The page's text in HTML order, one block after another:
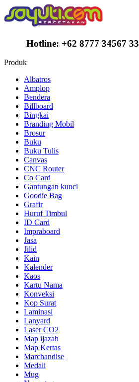
Hotline: +62 8777 34567 33
Produk
Albatros
Amplop
Bendera
Billboard
Bingkai
Branding Mobil
Brosur
Buku
Buku Tulis
Canvas
CNC Router
Co Card
Gantungan kunci
Goodie Bag
Grafir
Huruf Timbul
ID Card
Impraboard
Jasa
Jilid
Kain
Kalender
Kaos
Kartu Nama
Konveksi
Kop Surat
Laminasi
Lanyard
Laser CO2
Map ijazah
Map Kertas
Marchandise
Medali
Mug